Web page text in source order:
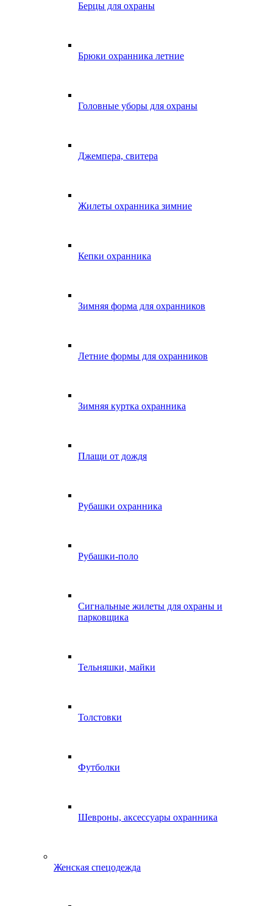
Берцы для охраны
Брюки охранника летние
Головные уборы для охраны
Джемпера, свитера
Жилеты охранника зимние
Кепки охранника
Зимняя форма для охранников
Летние формы для охранников
Зимняя куртка охранника
Плащи от дождя
Рубашки охранника
Рубашки-поло
Сигнальные жилеты для охраны и
парковщика
Тельняшки, майки
Толстовки
Футболки
Шевроны, аксессуары охранника
Женская спецодежда